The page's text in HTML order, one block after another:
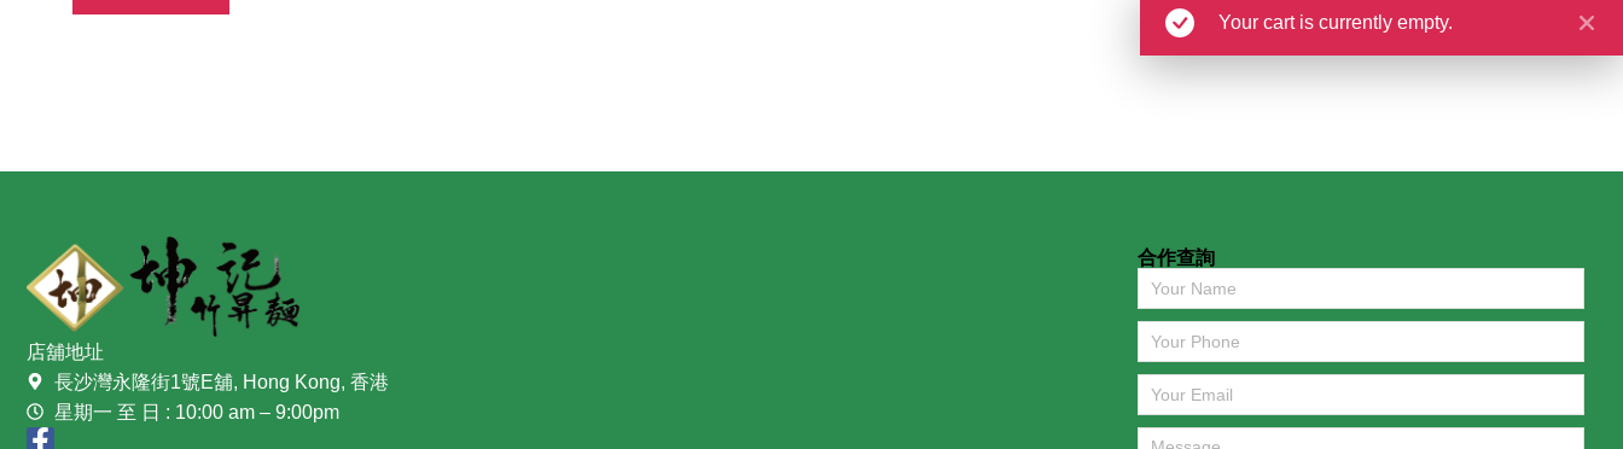
Your cart is currently empty.
店舖地址
長沙灣永隆街1號E舖, Hong Kong, 香港
星期一 至 日 : 10:00 am – 9:00pm
合作查詢